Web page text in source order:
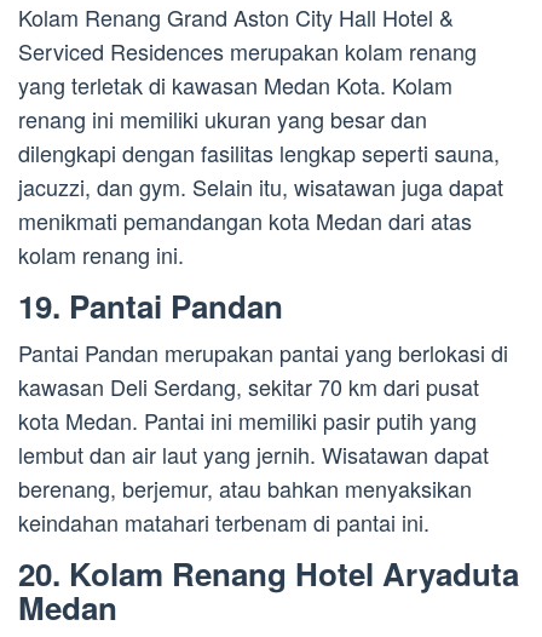
Kolam Renang Grand Aston City Hall Hotel &
Serviced Residences merupakan kolam renang
yang terletak di kawasan Medan Kota. Kolam
renang ini memiliki ukuran yang besar dan
dilengkapi dengan fasilitas lengkap seperti sauna,
jacuzzi, dan gym. Selain itu, wisatawan juga dapat
menikmati pemandangan kota Medan dari atas
kolam renang ini.
19. Pantai Pandan
Pantai Pandan merupakan pantai yang berlokasi di
kawasan Deli Serdang, sekitar 70 km dari pusat
kota Medan. Pantai ini memiliki pasir putih yang
lembut dan air laut yang jernih. Wisatawan dapat
berenang, berjemur, atau bahkan menyaksikan
keindahan matahari terbenam di pantai ini.
20. Kolam Renang Hotel Aryaduta
Medan